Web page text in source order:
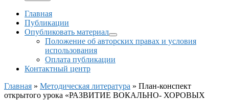
Главная
Публикации
Опубликовать материал
Положение об авторских правах и условия
использования
Оплата публикации
Контактный центр
Главная » Методическая литература » План-конспект
открытого урока «РАЗВИТИЕ ВОКАЛЬНО- ХОРОВЫХ